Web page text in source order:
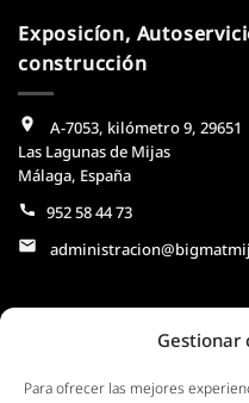
Gestionar
Para ofrecer las mejores
Exposicíon,
construcción
A-7053, kilómetro 9, 29651
Las Lagunas de Mijas
Málaga, España
952 58 44 73
Horario
Construcción y Ferretería